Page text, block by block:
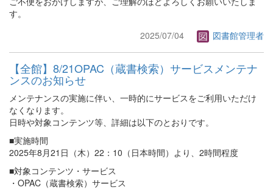
す。
2025/07/04
図書館管理者
【全館】8/21OPAC（蔵書検索）サービスメンテナ
ンスのお知らせ
メンテナンスの実施に伴い、一時的にサービスをご利用いただけ
なくなります。
日時や対象コンテンツ等、詳細は以下のとおりです。
■実施時間
2025年8月21日（木）22：10（日本時間）より、2時間程度
■対象コンテンツ・サービス
・OPAC（蔵書検索）サービス